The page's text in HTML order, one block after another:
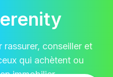
rassurer, conseiller et
qui achètent ou
immobilier.